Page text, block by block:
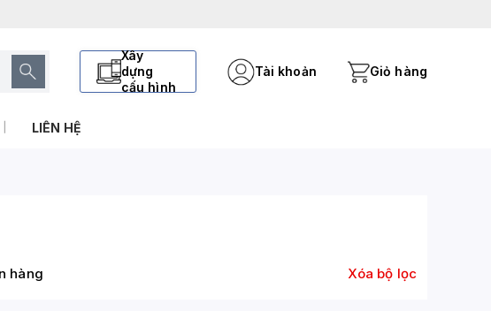
Xây
dựng
cấu hình
Tài khoản Giỏ hàng
LIÊN HỆ
hàng Xóa bộ lọc